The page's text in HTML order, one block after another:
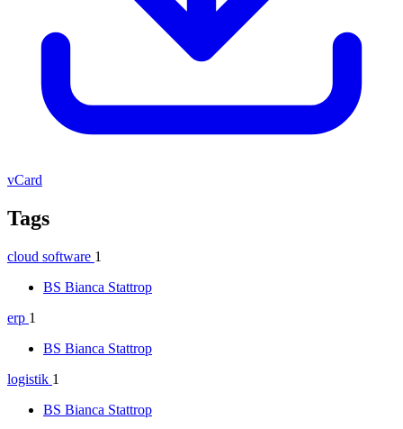
vCard
Tags
cloud software 1
BS Bianca Stattrop
erp 1
BS Bianca Stattrop
logistik 1
BS Bianca Stattrop